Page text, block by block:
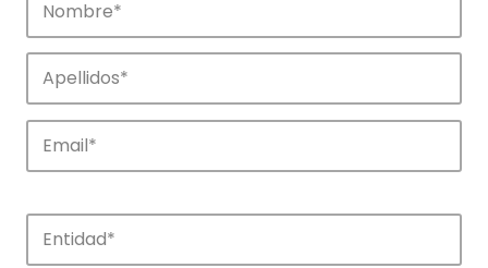
Noticias
Conoce las noticias más destacadas de
APTE y sus parques científicos y